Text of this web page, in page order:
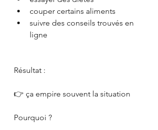
couper certains aliments
suivre des conseils trouvés en
ligne
Résultat :
👉 ça empire souvent la situation
Pourquoi ?